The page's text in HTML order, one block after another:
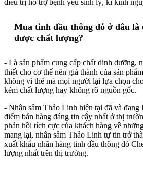
điều trị hỗ trợ bệnh yếu sinh lý, kì kinh
Mua tinh dầu thông đỏ ở đâu là
được chất lượng?
- Là sản phẩm cung cấp chất dinh dưỡng,
thiết cho cơ thể nên giá thành của sản
không vì thế mà mọi người lại lựa chọn
kém chất lượng hay không rõ nguồn gốc.
- Nhân sâm Thảo Linh hiện tại đã và đang
điểm bán hàng đáng tin cậy nhất ở thị
phản hồi tích cực của khách hàng về
mang lại, nhân sâm Thảo Linh tự tin trở
xuất khẩu nhãn hàng tinh dầu thông đỏ
lượng nhất trên thị trường.